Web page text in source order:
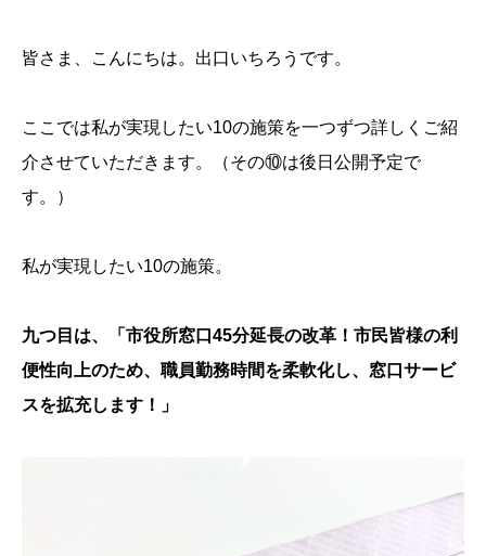
皆さま、こんにちは。出口いちろうです。
ここでは私が実現したい10の施策を一つずつ詳しくご紹
介させていただきます。（その⑩は後日公開予定で
す。）
私が実現したい10の施策。
九つ目は、「市役所窓口45分延長の改革！市民皆様の利
便性向上のため、職員勤務時間を柔軟化し、窓口サービ
スを拡充します！」